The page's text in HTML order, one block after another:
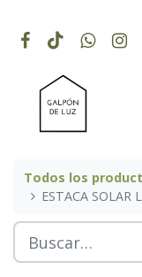
Todos los
ESTACA SOLAR